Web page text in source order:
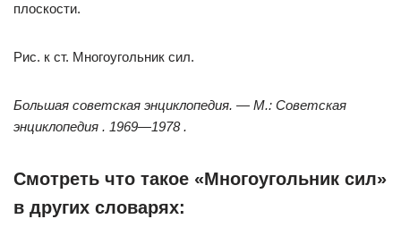
плоскости.
Рис. к ст. Многоугольник сил.
Большая советская энциклопедия. — М.: Советская
энциклопедия . 1969—1978 .
Смотреть что такое «Многоугольник сил»
в других словарях: